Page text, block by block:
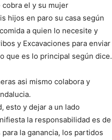
el y su mujer
hijos en paro su casa según
a quien lo necesite y
y Excavaciones para enviar
que es lo principal según dice.
asi mismo colabora y
esto y dejar a un lado
la responsabilidad es de
la ganancia, los partidos